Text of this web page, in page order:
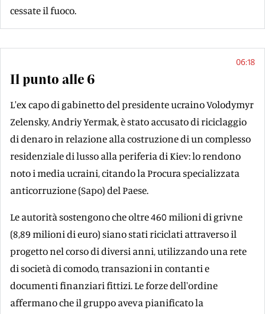
cessate il fuoco.
06:18
Il punto alle 6
L'ex capo di gabinetto del presidente ucraino Volodymyr
Zelensky, Andriy Yermak, è stato accusato di riciclaggio
di denaro in relazione alla costruzione di un complesso
residenziale di lusso alla periferia di Kiev: lo rendono
noto i media ucraini, citando la Procura specializzata
anticorruzione (Sapo) del Paese.
Le autorità sostengono che oltre 460 milioni di grivne
(8,89 milioni di euro) siano stati riciclati attraverso il
progetto nel corso di diversi anni, utilizzando una rete
di società di comodo, transazioni in contanti e
documenti finanziari fittizi. Le forze dell'ordine
affermano che il gruppo aveva pianificato la